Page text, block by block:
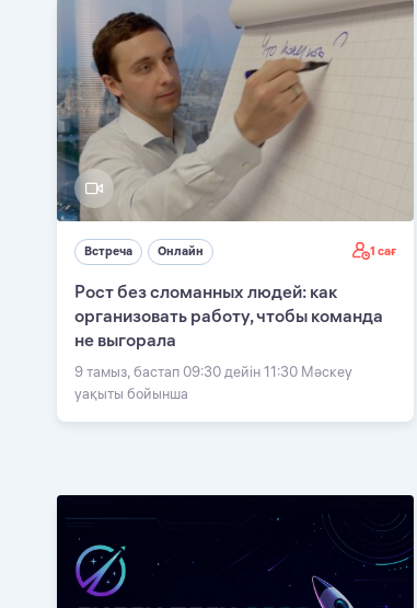
Встреча Онлайн 1 сағ
Рост без сломанных людей: как
организовать работу, чтобы команда
не выгорала
9 тамыз, бастап 09:30 дейін 11:30 Мәскеу
уақыты бойынша